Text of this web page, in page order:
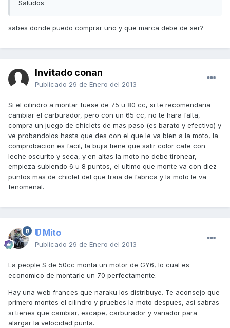
Saludos
sabes donde puedo comprar uno y que marca debe de ser?
Invitado conan
Publicado 29 de Enero del 2013
Si el cilindro a montar fuese de 75 u 80 cc, si te recomendaria
cambiar el carburador, pero con un 65 cc, no te hara falta,
compra un juego de chiclets de mas paso (es barato y efectivo) y
ve probandolos hasta que des con el que le va bien a la moto, la
comprobacion es facil, la bujia tiene que salir color cafe con
leche oscurito y seca, y en altas la moto no debe tironear,
empieza subiendo 6 u 8 puntos, el ultimo que monte va con diez
puntos mas de chiclet del que traia de fabrica y la moto le va
fenomenal.
Mito
Publicado 29 de Enero del 2013
La people S de 50cc monta un motor de GY6, lo cual es
economico de montarle un 70 perfectamente.
Hay una web frances que naraku los distribuye. Te aconsejo que
primero montes el cilindro y pruebes la moto despues, asi sabras
si tienes que cambiar, escape, carburador y variador para
alargar la velocidad punta.